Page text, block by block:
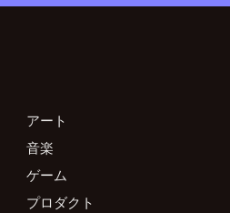
アート
音楽
ゲーム
プロダクト